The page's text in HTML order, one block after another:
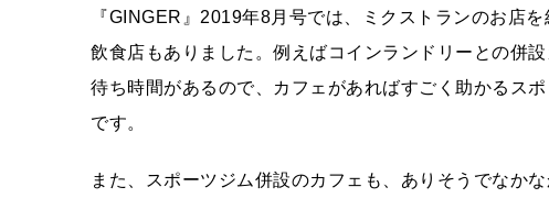
『GINGER』2019年8月号では、ミクストランのお店
飲食店もありました。例えばコインランドリーとの併
待ち時間があるので、カフェがあればすごく助かるス
です。
また、スポーツジム併設のカフェも、ありそうでなか